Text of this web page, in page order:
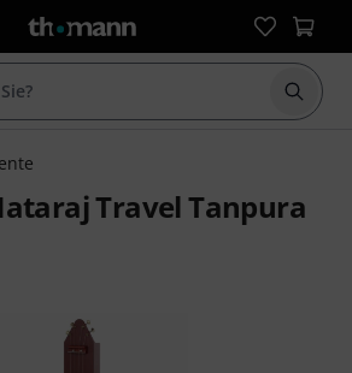
Suche
Travel Tanpura
5 Sternen aus 5 Kundenbewertungen